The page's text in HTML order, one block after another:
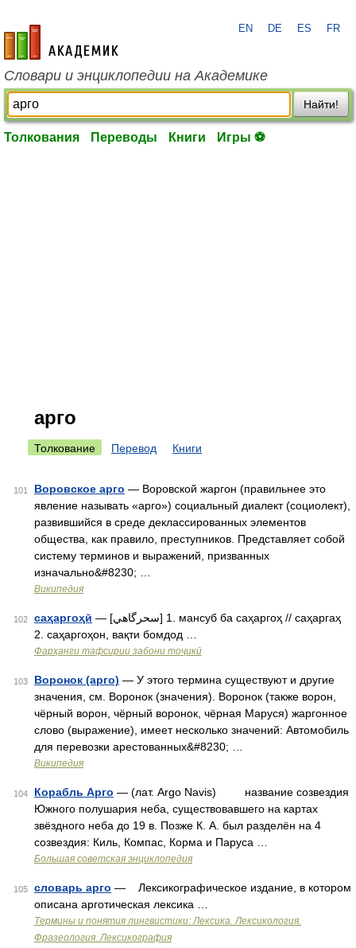
academic.ru
EN DE ES FR
Словари и энциклопедии на Академике
Найти!
Толкования Переводы Книги Игры ⚽
арго
Толкование Перевод Книги
101 Воровское арго — Воровской жаргон (правильнее это
явление называть «арго») социальный диалект (социолект),
развившийся в среде деклассированных элементов
общества, как правило, преступников. Представляет собой
систему терминов и выражений, призванных
изначально&#8230; …
Википедия
102 саҳаргоҳӣ — [سحرگاهي] 1. мансуб ба саҳаргоҳ // саҳаргаҳ
2. саҳаргоҳон, вақти бомдод …
Фарҳанги тафсирии забони тоҷикӣ
103 Воронок (арго) — У этого термина существуют и другие
значения, см. Воронок (значения). Воронок (также ворон,
чёрный ворон, чёрный воронок, чёрная Маруся) жаргонное
слово (выражение), имеет несколько значений: Автомобиль
для перевозки арестованных&#8230; …
Википедия
104 Корабль Арго — (лат. Argo Navis) название созвездия
Южного полушария неба, существовавшего на картах
звёздного неба до 19 в. Позже К. А. был разделён на 4
созвездия: Киль, Компас, Корма и Паруса …
Большая советская энциклопедия
105 словарь арго — Лексикографическое издание, в котором
описана арготическая лексика …
Термины и понятия лингвистики: Лексика. Лексикология.
Фразеология. Лексикография